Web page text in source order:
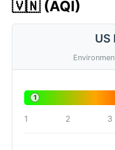
🇻🇳 (AQI)
US
1
1 2 3